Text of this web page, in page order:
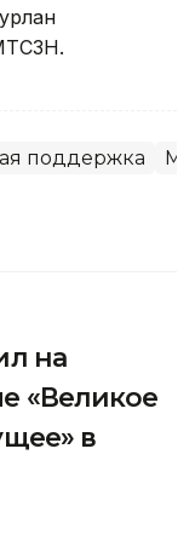
поддержка
на
«Великое
в